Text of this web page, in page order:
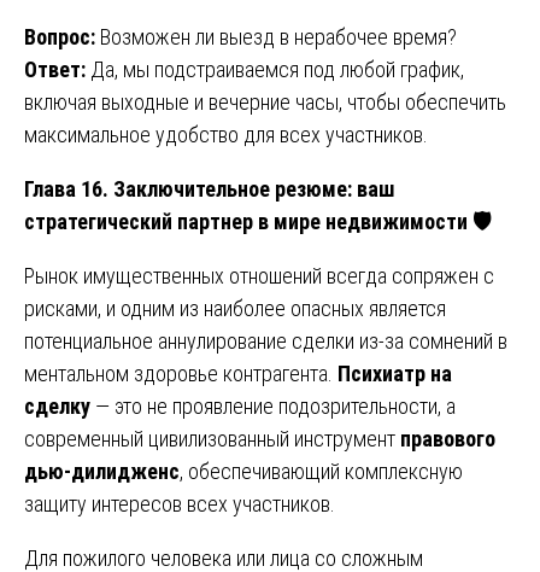
Вопрос: Возможен ли выезд в нерабочее время?
Ответ: Да, мы подстраиваемся под любой график,
включая выходные и вечерние часы, чтобы обеспечить
максимальное удобство для всех участников.
Глава 16. Заключительное резюме: ваш
стратегический партнер в мире недвижимости 🛡
Рынок имущественных отношений всегда сопряжен с
рисками, и одним из наиболее опасных является
потенциальное аннулирование сделки из-за сомнений в
ментальном здоровье контрагента. Психиатр на
сделку — это не проявление подозрительности, а
современный цивилизованный инструмент правового
дью-дилидженс, обеспечивающий комплексную
защиту интересов всех участников.
Для пожилого человека или лица со сложным